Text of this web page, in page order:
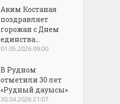
Аким Костаная
поздравляет
горожан с Днем
единства...
01.05.2026 09:00
В Рудном
отметили 30 лет
«Рудный дауысы»
30.04.2026 21:07